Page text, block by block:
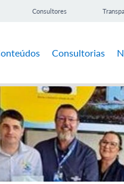
Consultores
Consultorias